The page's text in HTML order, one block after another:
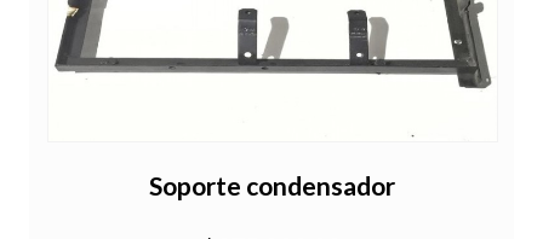
Soporte condensador